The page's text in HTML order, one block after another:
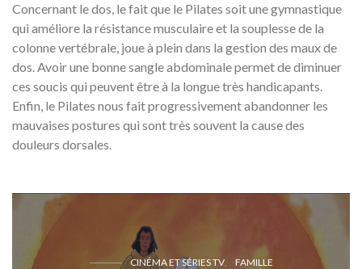
Concernant le dos, le fait que le Pilates soit une gymnastique
qui améliore la résistance musculaire et la souplesse de la
colonne vertébrale, joue à plein dans la gestion des maux de
dos. Avoir une bonne sangle abdominale permet de diminuer
ces soucis qui peuvent être à la longue très handicapants.
Enfin, le Pilates nous fait progressivement abandonner les
mauvaises postures qui sont très souvent la cause des
douleurs dorsales.
CINÉMA ET SÉRIES TV FAMILLE